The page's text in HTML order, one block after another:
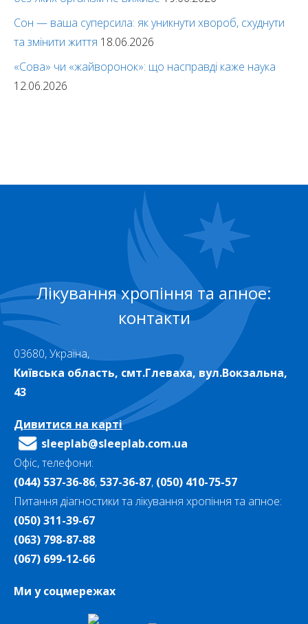
Сон — ваша суперсила: як уникнути хвороб, схуднути
та змінити життя 18.06.2026
«Сова» чи «жайворонок»: що насправді каже наука
12.06.2026
Лікування хропіння та апное:
контакти
03680, Україна,
Київська область, смт.Глеваха, вул.Вокзальна,
43
Дивитися на карті
sleeplab@sleeplab.com.ua
Офіс, телефони:
(044) 537-36-86, 537-36-87, (050) 410-75-57
Питання діагностики та лікування хропіння та апное:
(050) 311-39-67
(063) 798-87-88
(067) 699-12-66
Ми у соцмережах